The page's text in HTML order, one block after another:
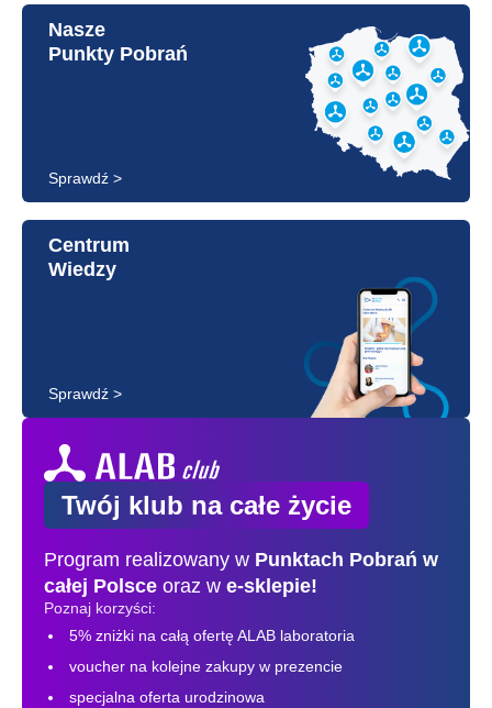
Nasze
Punkty Pobrań
Sprawdź >
Centrum
Wiedzy
Sprawdź >
Twój klub na całe życie
Program realizowany w Punktach Pobrań w
całej Polsce oraz w e-sklepie!
Poznaj korzyści:
5% zniżki na całą ofertę ALAB laboratoria
voucher na kolejne zakupy w prezencie
specjalna oferta urodzinowa